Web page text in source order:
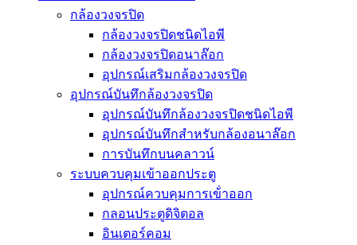
กล้องวงจรปิด
กล้องวงจรปิดชนิดไอพี
กล้องวงจรปิดอนาล๊อก
อุปกรณ์เสริมกล้องวงจรปิด
อุปกรณ์บันทึกล้องวงจรปิด
อุปกรณ์บันทึกล้องวงจรปิดชนิดไอพี
อุปกรณ์บันทึกสำหรับกล้องอนาล๊อก
การบันทึกบนคลาวน์
ระบบควบคุมเข้าออกประตู
อุปกรณ์ควบคุมการเข้่าออก
กลอนประตูดิจิตอล
อินเตอร์คอม